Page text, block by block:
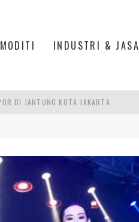
INDUSTRI & JASA
PASAR BARU JAKARTA
DI JANTUNG KOTA JAKARTA